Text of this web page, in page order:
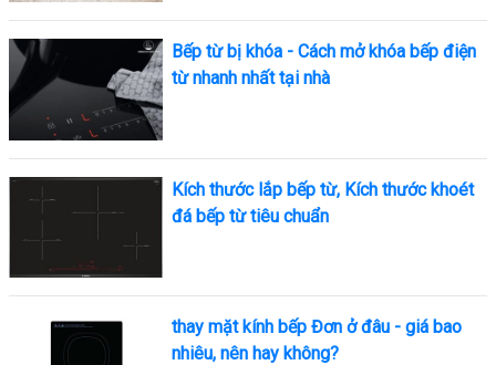
Bếp từ bị khóa - Cách mở khóa bếp điện
từ nhanh nhất tại nhà
Kích thước lắp bếp từ, Kích thước khoét
đá bếp từ tiêu chuẩn
thay mặt kính bếp Đơn ở đâu - giá bao
nhiêu, nên hay không?